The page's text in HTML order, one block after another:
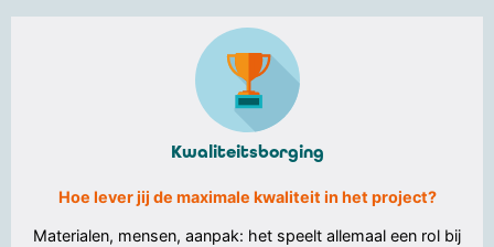
Kwaliteitsborging
Hoe lever jij de maximale kwaliteit in het project?
Materialen, mensen, aanpak: het speelt allemaal een rol bij